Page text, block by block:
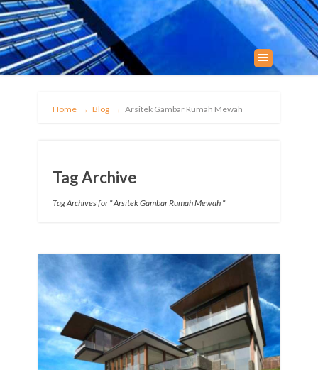
Home → Blog → Arsitek Gambar Rumah Mewah
Tag Archive
Tag Archives for " Arsitek Gambar Rumah Mewah "